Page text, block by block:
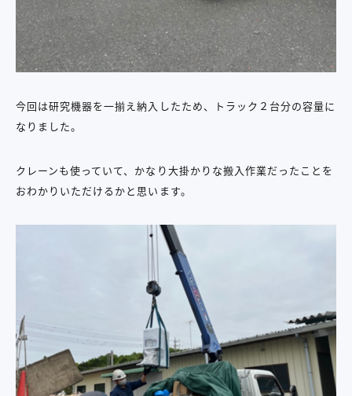
今回は研究機器を一揃え納入したため、トラック２台分の容量に
なりました。
クレーンも使っていて、かなり大掛かりな搬入作業だったことを
おわかりいただけるかと思います。